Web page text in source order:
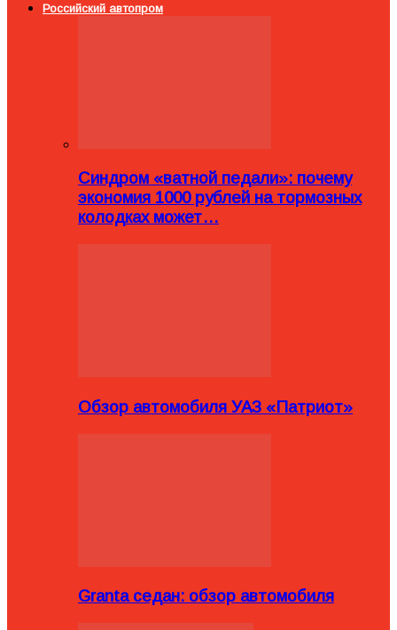
Российский автопром
Синдром «ватной педали»: почему
экономия 1000 рублей на тормозных
колодках может…
Обзор автомобиля УАЗ «Патриот»
Granta седан: обзор автомобиля